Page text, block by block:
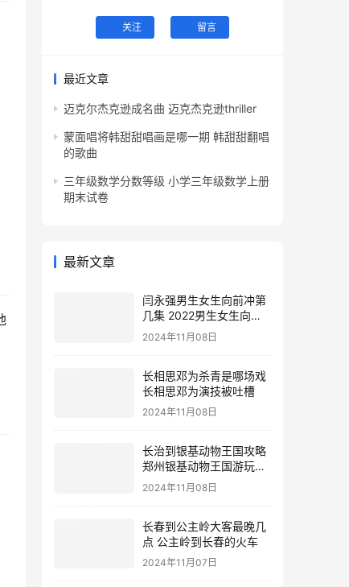
关注 留言
最近文章
迈克尔杰克逊成名曲 迈克杰克逊thriller
蒙面唱将韩甜甜唱画是哪一期 韩甜甜翻唱
的歌曲
三年级数学分数等级 小学三年级数学上册
期末试卷
最新文章
闫永强男生女生向前冲第
几集 2022男生女生向前
冲报名通道
2024年11月08日
长相思邓为杀青是哪场戏
长相思邓为演技被吐槽
2024年11月08日
长治到银基动物王国攻略
郑州银基动物王国游玩攻
略
2024年11月08日
长春到公主岭大客最晚几
点 公主岭到长春的火车
2024年11月07日